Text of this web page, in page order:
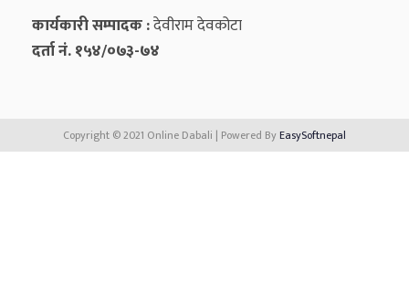
कार्यकारी सम्पादक :देवीराम देवकोटा
दर्ता नं. १५४/०७३-७४
Copyright © 2021 Online Dabali | Powered ByEasySoftnepal